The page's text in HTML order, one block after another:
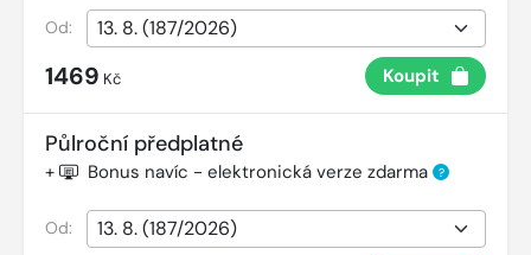
Od:
1469 Kč Koupit
Půlroční předplatné
+ Bonus navíc - elektronická verze zdarma ?
Od: